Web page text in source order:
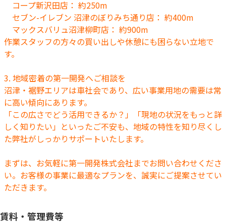
コープ新沢田店： 約250m
セブン-イレブン 沼津のぼりみち通り店： 約400m
マックスバリュ沼津柳町店： 約900m
作業スタッフの方々の買い出しや休憩にも困らない立地で
す。
3. 地域密着の第一開発へご相談を
沼津・裾野エリアは車社会であり、広い事業用地の需要は常
に高い傾向にあります。
「この広さでどう活用できるか？」「現地の状況をもっと詳
しく知りたい」といったご不安も、地域の特性を知り尽くし
た弊社がしっかりサポートいたします。
まずは、お気軽に第一開発株式会社までお問い合わせくださ
い。お客様の事業に最適なプランを、誠実にご提案させてい
ただきます。
賃料・管理費等